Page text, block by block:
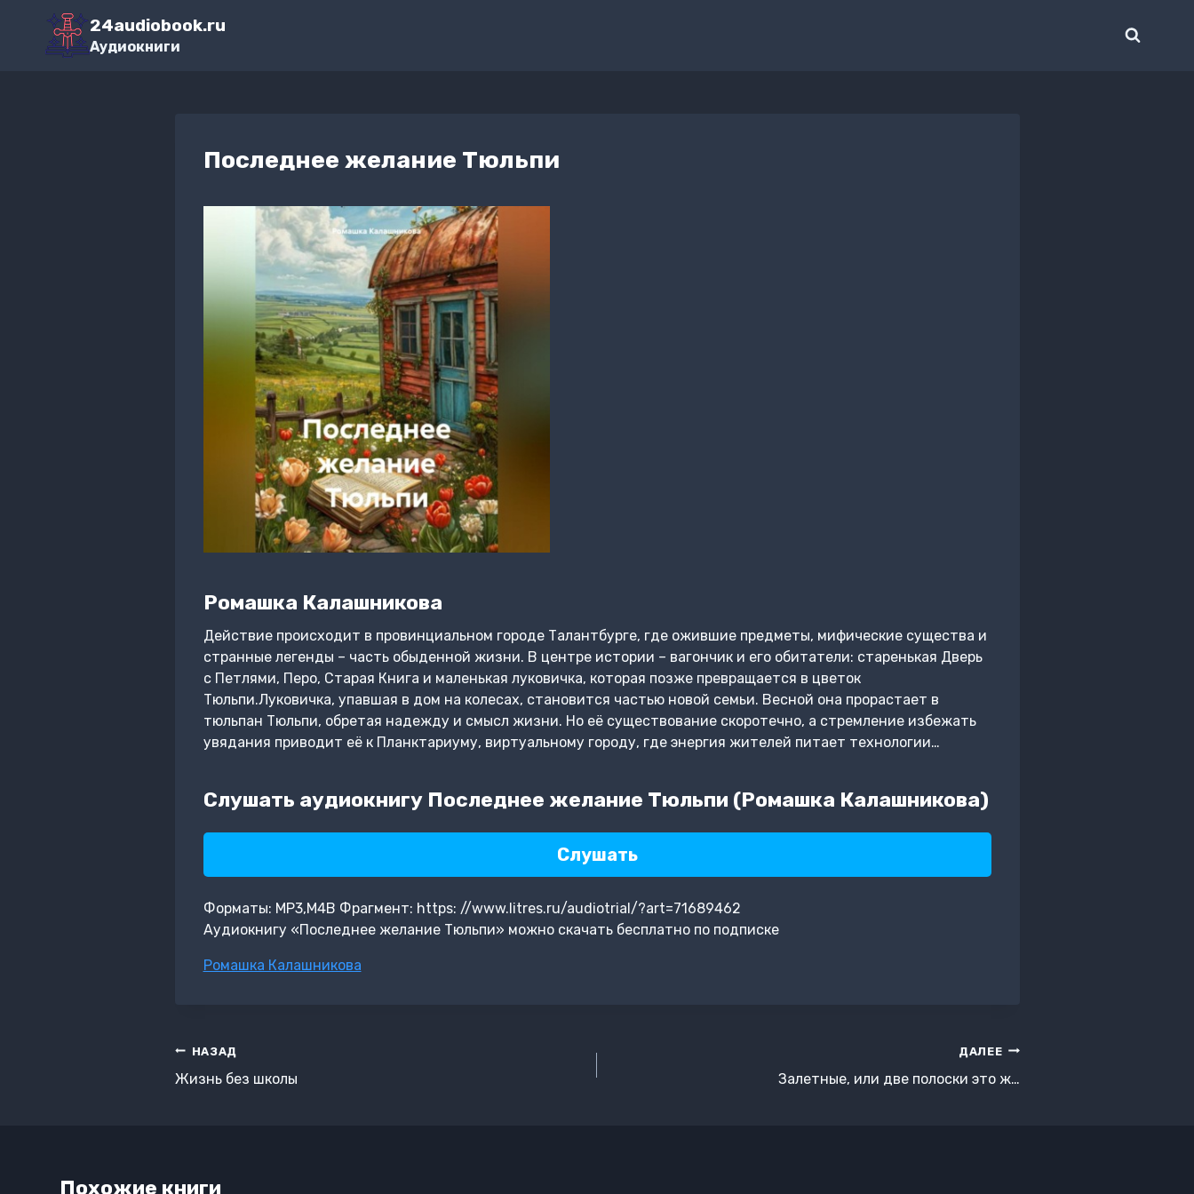
Перейти
содержимому
24audiobook.ru
Аудиокниги
Последнее желание Тюльпи
Ромашка Калашникова
Действие происходит в провинциальном городе Талантбурге, где ожившие предметы, мифические существа и
странные легенды – часть обыденной жизни. В центре истории – вагончик и его обитатели: старенькая Дверь
с Петлями, Перо, Старая Книга и маленькая луковичка, которая позже превращается в цветок
Тюльпи.Луковичка, упавшая в дом на колесах, становится частью новой семьи. Весной она прорастает в
тюльпан Тюльпи, обретая надежду и смысл жизни. Но её существование скоротечно, а стремление избежать
увядания приводит её к Планктариуму, виртуальному городу, где энергия жителей питает технологии…
Слушать аудиокнигу Последнее желание Тюльпи (Ромашка Калашникова)
Слушать
Форматы: MP3,M4B Фрагмент: https: //www.litres.ru/audiotrial/?art=71689462
Аудиокнигу «Последнее желание Тюльпи» можно скачать бесплатно по подписке
Метки
Ромашка Калашникова
Навигация
по
НАЗАД
Жизнь без школы
ДАЛЕЕ
Залетные, или две полоски это ж…
Похожие книги